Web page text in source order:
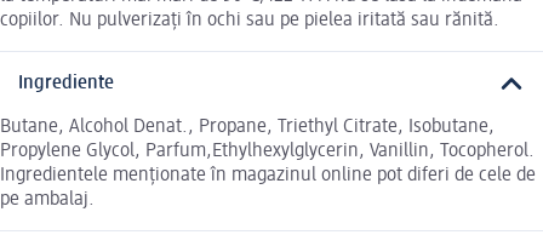
copiilor. Nu pulverizați în ochi sau pe pielea iritată sau rănită.
Ingrediente
Butane, Alcohol Denat., Propane, Triethyl Citrate, Isobutane,
Propylene Glycol, Parfum,Ethylhexylglycerin, Vanillin, Tocopherol.
Ingredientele menționate în magazinul online pot diferi de cele de
pe ambalaj.